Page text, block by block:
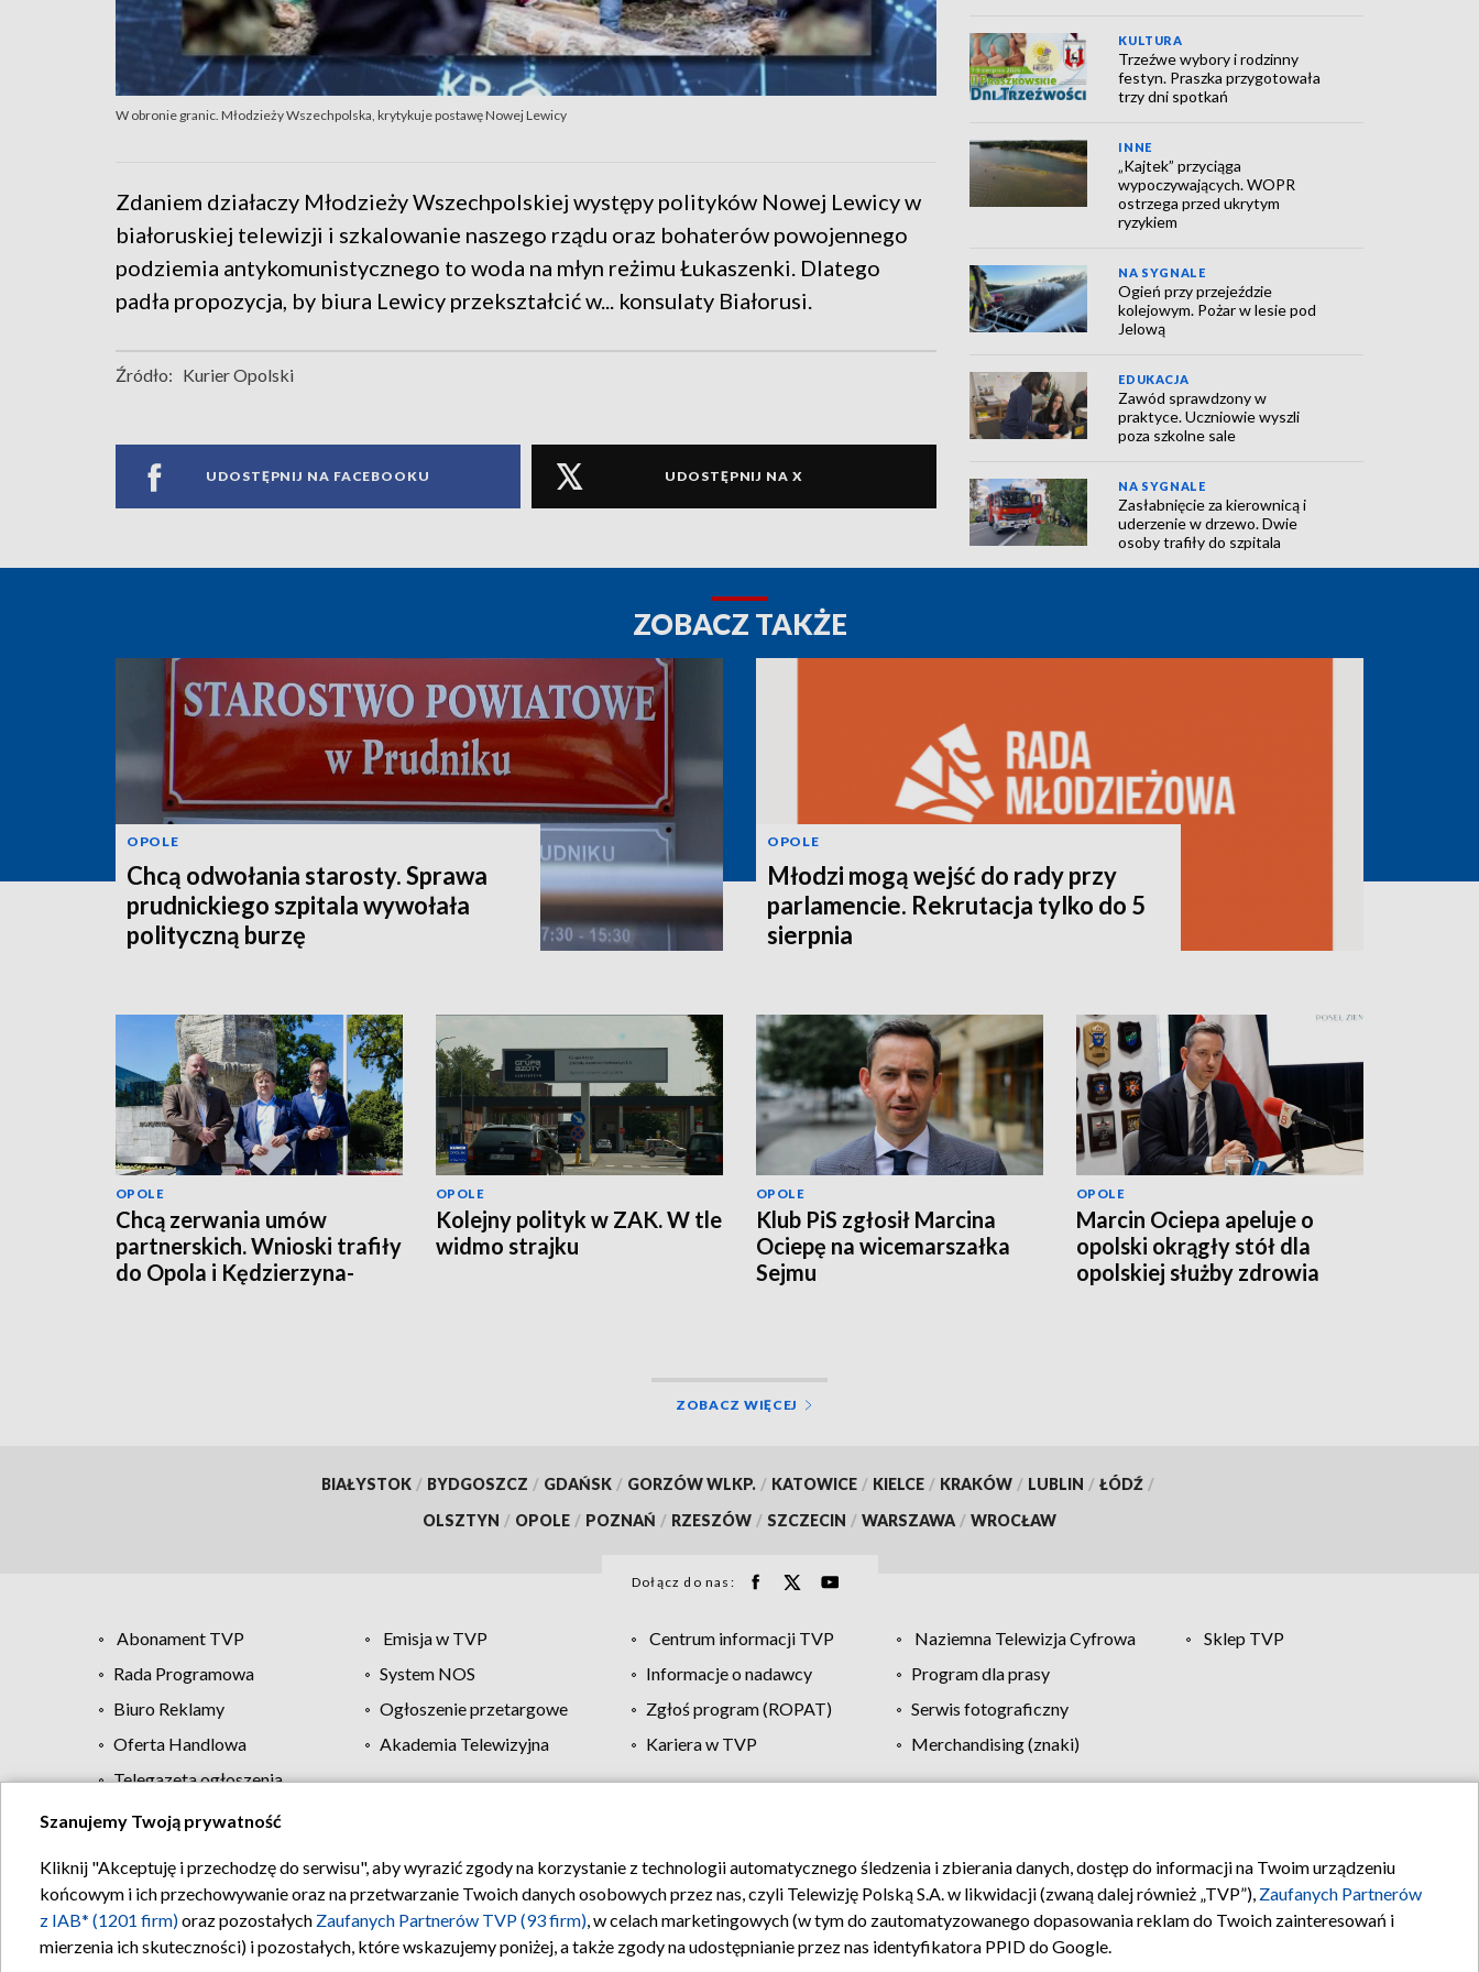
W obronie granic. Młodzieży Wszechpolska, krytykuje postawę Nowej Lewicy
Zdaniem działaczy Młodzieży Wszechpolskiej występy polityków Nowej Lewicy w
białoruskiej telewizji i szkalowanie naszego rządu oraz bohaterów powojennego
podziemia antykomunistycznego to woda na młyn reżimu Łukaszenki. Dlatego
padła propozycja, by biura Lewicy przekształcić w... konsulaty Białorusi.
Źródło: Kurier Opolski
UDOSTĘPNIJ NA FACEBOOKU UDOSTĘPNIJ NA X
KULTURA
Trzeźwe wybory i rodzinny
festyn. Praszka przygotowała
trzy dni spotkań
INNE
„Kajtek” przyciąga
wypoczywających. WOPR
ostrzega przed ukrytym
ryzykiem
NA SYGNALE
Ogień przy przejeździe
kolejowym. Pożar w lesie pod
Jelową
EDUKACJA
Zawód sprawdzony w
praktyce. Uczniowie wyszli
poza szkolne sale
NA SYGNALE
Zasłabnięcie za kierownicą i
uderzenie w drzewo. Dwie
osoby trafiły do szpitala
ZOBACZ TAKŻE
OPOLE
Chcą odwołania starosty. Sprawa
prudnickiego szpitala wywołała
polityczną burzę
OPOLE
Młodzi mogą wejść do rady przy
parlamencie. Rekrutacja tylko do 5
sierpnia
OPOLE
Chcą zerwania umów
partnerskich. Wnioski trafiły
do Opola i Kędzierzyna-
OPOLE
Kolejny polityk w ZAK. W tle
widmo strajku
OPOLE
Klub PiS zgłosił Marcina
Ociepę na wicemarszałka
Sejmu
OPOLE
Marcin Ociepa apeluje o
opolski okrągły stół dla
opolskiej służby zdrowia
ZOBACZ WIĘCEJ
BIAŁYSTOK / BYDGOSZCZ / GDAŃSK / GORZÓW WLKP. / KATOWICE / KIELCE / KRAKÓW / LUBLIN / ŁÓDŹ /
OLSZTYN / OPOLE / POZNAŃ / RZESZÓW / SZCZECIN / WARSZAWA / WROCŁAW
Dołącz do nas:
Abonament TVP Emisja w TVP Centrum informacji TVP Naziemna Telewizja Cyfrowa
Sklep TVP
Rada Programowa
System NOS Informacje o nadawcy
Program dla prasy
Biuro Reklamy
Ogłoszenie przetargowe Zgłoś program (ROPAT)
Serwis fotograficzny
Oferta Handlowa
Akademia Telewizyjna Kariera w TVP
Merchandising (znaki)
Telegazeta ogłoszenia
Regulamin TVP Polityka prywatności Moje zgody Pomoc Biuro reklamy Kontakt
Szanujemy Twoją prywatność
Kliknij "Akceptuję i przechodzę do serwisu", aby wyrazić zgody na korzystanie z technologii automatycznego śledzenia i zbierania danych, dostęp do informacji na Twoim urządzeniu
końcowym i ich przechowywanie oraz na przetwarzanie Twoich danych osobowych przez nas, czyli Telewizję Polską S.A. w likwidacji (zwaną dalej również „TVP”), Zaufanych Partnerów
z IAB* (1201 firm)oraz pozostałych Zaufanych Partnerów TVP (93 firm), w celach marketingowych (w tym do zautomatyzowanego dopasowania reklam do Twoich zainteresowań i
mierzenia ich skuteczności) i pozostałych, które wskazujemy poniżej, a także zgody na udostępnianie przez nas identyfikatora PPID do Google.